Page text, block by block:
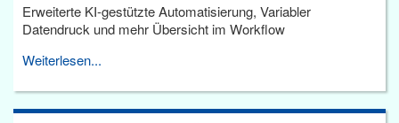
Erweiterte KI-gestützte Automatisierung, Variabler
Datendruck und mehr Übersicht im Workflow
Weiterlesen...